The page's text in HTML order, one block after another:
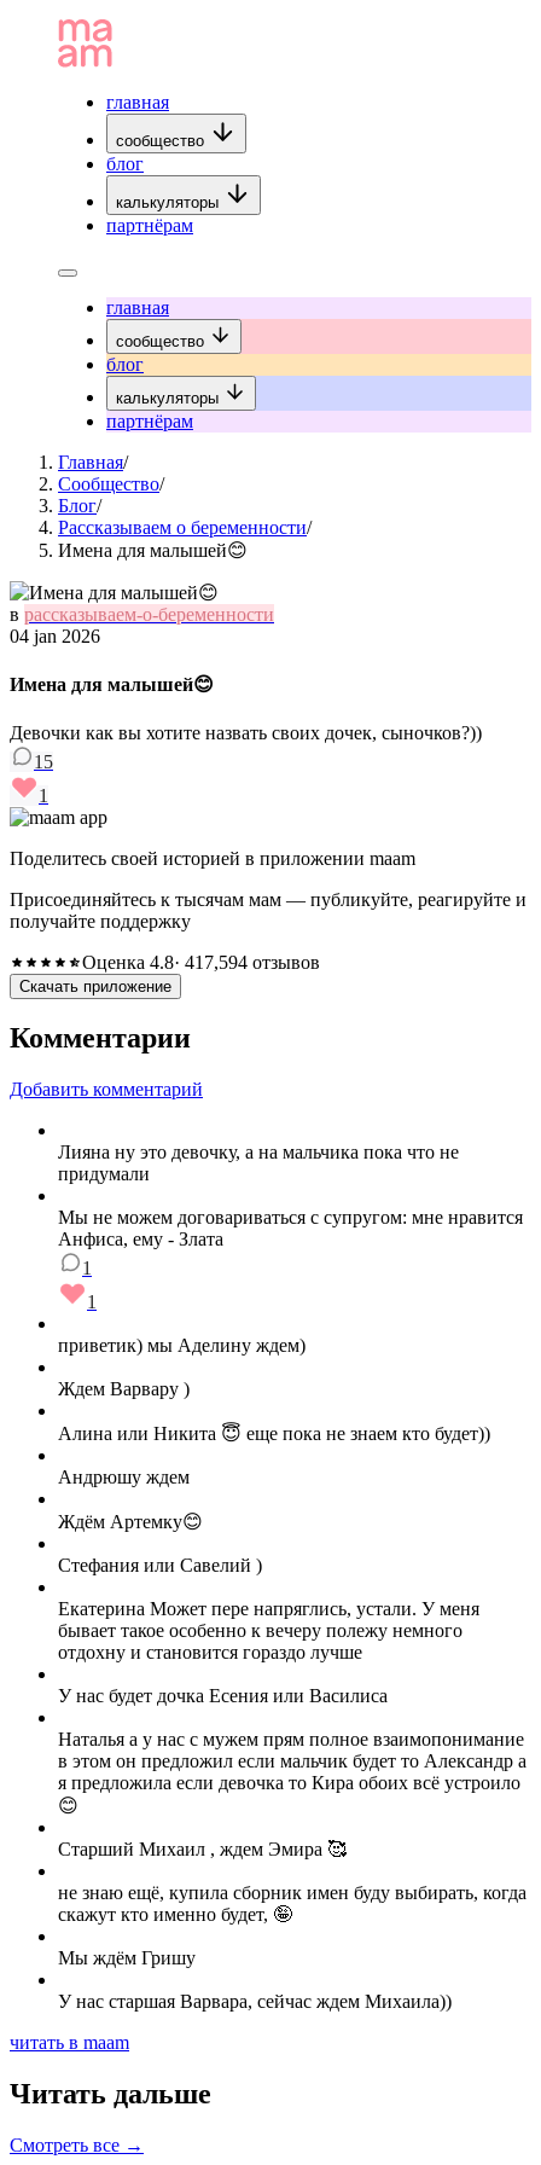
главная
сообщество
блог
калькуляторы
партнёрам
главная
сообщество
блог
калькуляторы
партнёрам
Главная/
Сообщество/
Блог/
Рассказываем о беременности/
Имена для малышей😊
в рассказываем-о-беременности
04 jan 2026
Имена для малышей😊
Девочки как вы хотите назвать своих дочек, сыночков?))
15
1
Поделитесь своей историей в приложении maam
Присоединяйтесь к тысячам мам — публикуйте, реагируйте и
получайте поддержку
Оценка 4.8· 417,594 отзывов
Скачать приложение
Комментарии
Добавить комментарий
Лияна ну это девочку, а на мальчика пока что не
придумали
Мы не можем договариваться с супругом: мне нравится
Анфиса, ему - Злата
1
1
приветик) мы Аделину ждем)
Ждем Варвару )
Алина или Никита 😇 еще пока не знаем кто будет))
Андрюшу ждем
Ждём Артемку😊
Стефания или Савелий )
Екатерина Может пере напряглись, устали. У меня
бывает такое особенно к вечеру полежу немного
отдохну и становится гораздо лучше
У нас будет дочка Есения или Василиса
Наталья а у нас с мужем прям полное взаимопонимание
в этом он предложил если мальчик будет то Александр а
я предложила если девочка то Кира обоих всё устроило
😊
Старший Михаил , ждем Эмира 🥰
не знаю ещё, купила сборник имен буду выбирать, когда
скажут кто именно будет, 🤪
Мы ждём Гришу
У нас старшая Варвара, сейчас ждем Михаила))
читать в maam
Читать дальше
Смотреть все →